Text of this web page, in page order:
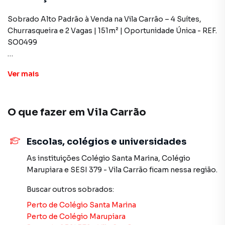
Sobrado Alto Padrão à Venda na Vila Carrão – 4 Suítes,
Churrasqueira e 2 Vagas | 151m² | Oportunidade Única - REF.
SO0499
padrão em uma das localizações mais valorizadas da Zona
pelo potencial de personalização que ainda oferece. Com
amplas, sendo 1 com sacada, garantindo privacidade e
conforto para toda a família. A sala espaçosa é ideal para
momentos de convívio e recepções, enquanto a cozinha
garagem para atender a demanda do casal ou da família.No
térreo, a churrasqueira já está pronta para aquele
churrasco de fim de semana.E o terceiro andar vem
Ver mais
O que fazer em Vila Carrão
Escolas, colégios e universidades
As instituições Colégio Santa Marina, Colégio
Marupiara e SESI 379 - Vila Carrão ficam nessa região.
Buscar outros sobrados:
Perto de Colégio Santa Marina
Perto de Colégio Marupiara